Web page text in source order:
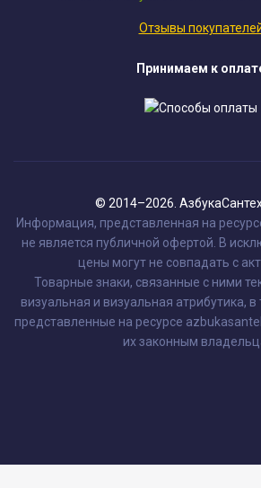
Отзывы
Принимаем к
© 2014–2026.
Информация, представленная на
не является публичной офертой. В
цены могут не совпадать с
Товарные знаки, связанные с ними
визуальная и визуальная атрибутика,
представленные на ресурсе
их законным